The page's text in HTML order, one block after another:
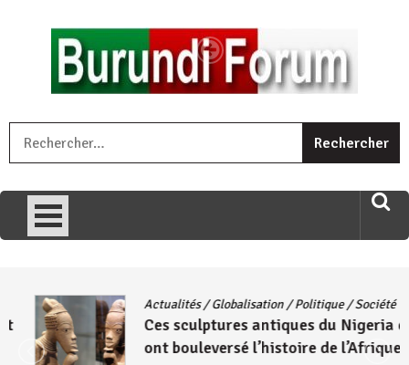
umariye umuryango wawe canke igihugu cakwibarutse .Wewe
uri ngaha ndagusigiye iki kibazo : Uriko ukora iki kugira ngo
Actualités/Globalisation/Politique/Société
Ces sculptures antiques du Nigeria qui
ont bouleversé l’histoire de l’Afrique